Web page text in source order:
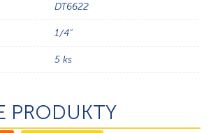
DT6622
1/4"
5 ks
PRODUKTY